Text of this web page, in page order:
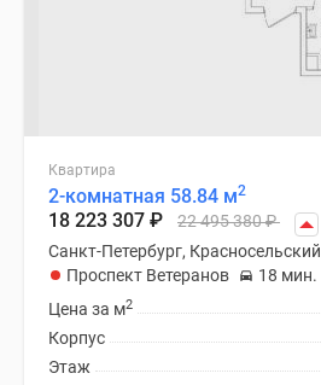
Квартира
2-комнатная 58.84 м2
18 223 307 ₽ 22 495 380₽
Санкт-Петербург, Красносельский
Проспект Ветеранов
18 мин.
Цена за м2
Корпус
Этаж